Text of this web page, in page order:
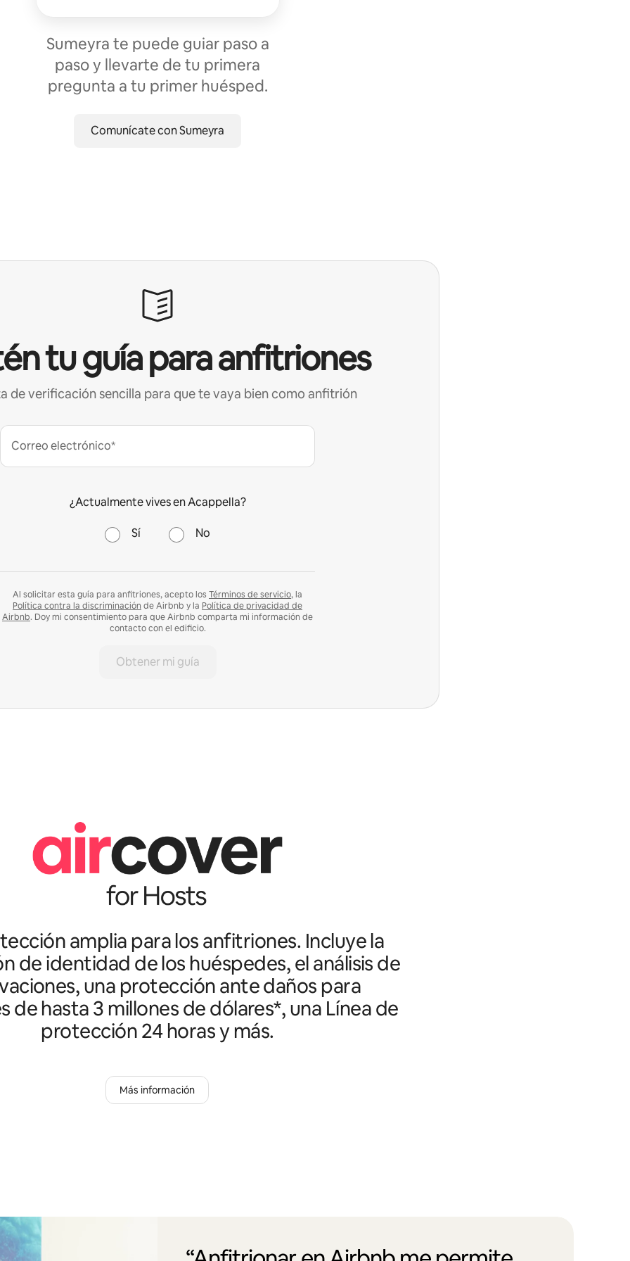
Sumeyra te puede guiar paso a
paso y llevarte de tu primera
pregunta a tu primer huésped.
Comunícate con Sumeyra
tu guía para anfitriones
de verificación sencilla para que te vaya bien como anfitrión
Correo electrónico*
¿Actualmente vives en Acappella?
Sí No
Al solicitar esta guía para anfitriones, acepto los Términos de servicio, la
Política contra la discriminación de Airbnb y la Política de privacidad de
Airbnb. Doy mi consentimiento para que Airbnb comparta mi información de
contacto con el edificio.
Obtener mi guía
amplia para los anfitriones. Incluye la
de identidad de los huéspedes, el análisis de
una protección ante daños para
de hasta 3 millones de dólares*, una Línea de
protección 24 horas y más.
Más información